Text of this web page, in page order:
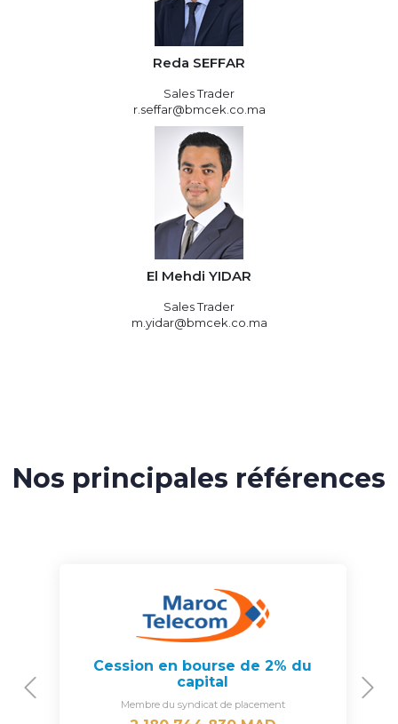
Reda SEFFAR
Sales Trader
r.seffar@bmcek.co.ma
El Mehdi YIDAR
Sales Trader
m.yidar@bmcek.co.ma
Nos principales références
Cession en bourse de 2% du
capital
Membre du syndicat de placement
Previous